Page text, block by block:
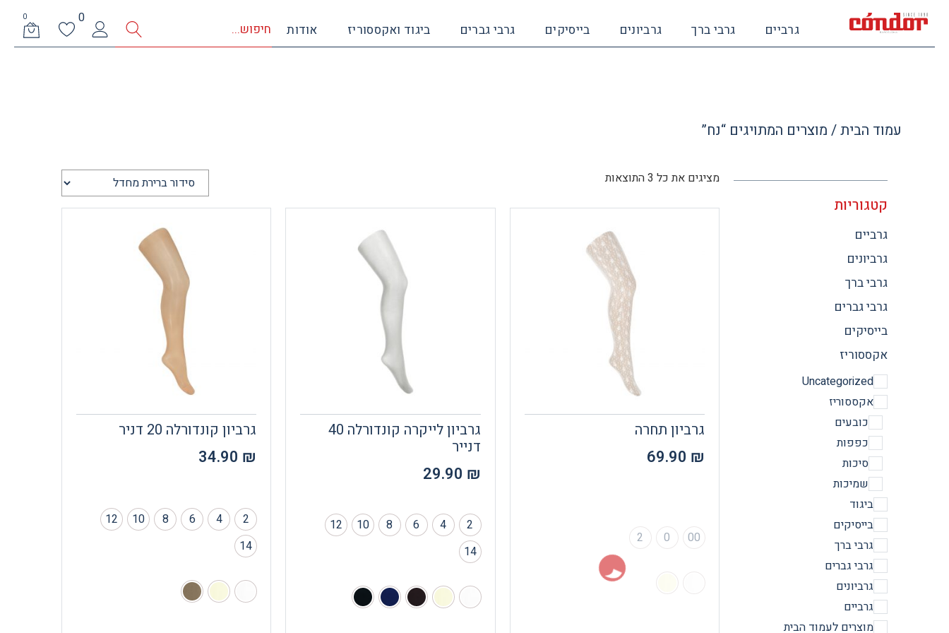
גרביים גרבי ברך גרביונים בייסיקים גרבי גברים ביגוד ואקססוריז אודות
0
0
עמוד הבית/ מוצרים המתויגים “נח”
קטגוריות
גרביים
גרביונים
גרבי ברך
גרבי גברים
בייסיקים
אקססוריז
Uncategorized
אקססוריז
כובעים
כפפות
סיכות
שמיכות
ביגוד
בייסיקים
גרבי ברך
גרבי גברים
גרביונים
גרביים
מוצרים לעמוד הבית
מציגים את כל ⁦3⁩ התוצאות
גרביון תחרה
69.90 ₪
00
0
2
גרביון לייקרה קונדורלה 40
דנייר
29.90 ₪
2
4
6
8
10
12
14
גרביון קונדורלה 20 דניר
34.90 ₪
2
4
6
8
10
12
14